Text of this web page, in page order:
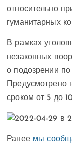
относительно
гуманитарных
В рамках
незаконных
о подозрении по
сроком от 5 до
Ранее мы